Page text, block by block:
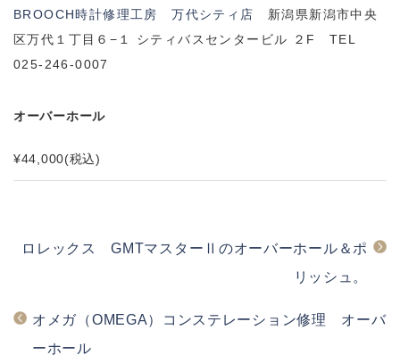
BROOCH時計修理工房 万代シティ店
新潟県新潟市中央
区万代１丁目６−１ シティバスセンタービル ２F TEL
025-246-0007
オーバーホール
¥44,000(税込)
ロレックス GMTマスターⅡのオーバーホール＆ポ
リッシュ。
オメガ（OMEGA）コンステレーション修理 オーバ
ーホール